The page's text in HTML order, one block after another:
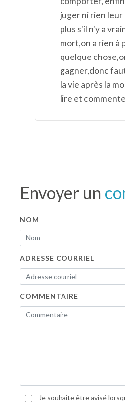
juger ni rien
plus s'il n'y a
mort,on a rien à
quelque
gagner,donc
la vie après la
lire et
Envoyer un
NOM
ADRESSE COURRIEL
COMMENTAIRE
Je souhaite être avisé